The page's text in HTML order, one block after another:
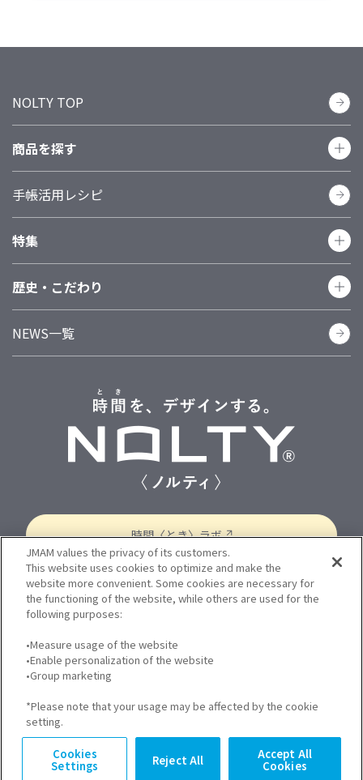
NOLTY TOP
商品を探す
カテゴリーで探す
手帳
手帳レイアウトで探す
手帳サイズで探す
小型サイズ（小型・縦長・新書・A6）
B6サイズ
A5サイズ
B5サイズ
能率手帳 N-バディ N-コンパス
N-アクセス
N-キャレル
N-エクリ N-スリム
N-ティオ
N-PAGEM Memory
N-PAGEM Arts
N-PAGEM Family
N-PAGEM Colors Bindex
こだわり条件から検索する
時間〈とき〉ラボ
手帳活用レシピ
特集
1年でやりたい100のこと
歴史・こだわり
品質 歴史
NEWS一覧
個人情報保護方針
プライバシーポリシー
Cookie 設定
JMAM コーポレートサイト
お問い合わせ
Copyright © JMA Management Center Inc.
JMAM values the privacy of its customers.
This website uses cookies to optimize and make the
website more convenient. Some cookies are necessary for
the functioning of the website, while others are used for the
following purposes:
•Measure usage of the website
•Enable personalization of the website
•Group marketing
*Please note that your usage may be affected by the cookie
setting.
Cookies
Settings Reject All Accept All
Cookies